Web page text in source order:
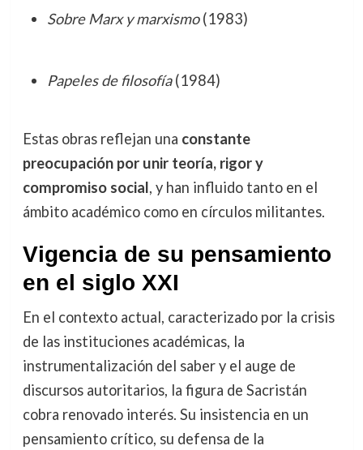
Sobre Marx y marxismo(1983)
Papeles de filosofía(1984)
Estas obras reflejan una constante
preocupación por unir teoría, rigor y
compromiso social, y han influido tanto en el
ámbito académico como en círculos militantes.
Vigencia de su pensamiento
en el siglo XXI
En el contexto actual, caracterizado por la crisis
de las instituciones académicas, la
instrumentalización del saber y el auge de
discursos autoritarios, la figura de Sacristán
cobra renovado interés. Su insistencia en un
pensamiento crítico, su defensa de la